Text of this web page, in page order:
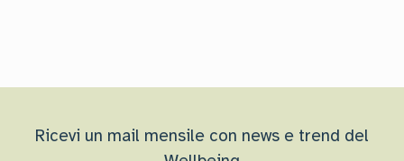
Ricevi un mail mensile con news e trend del